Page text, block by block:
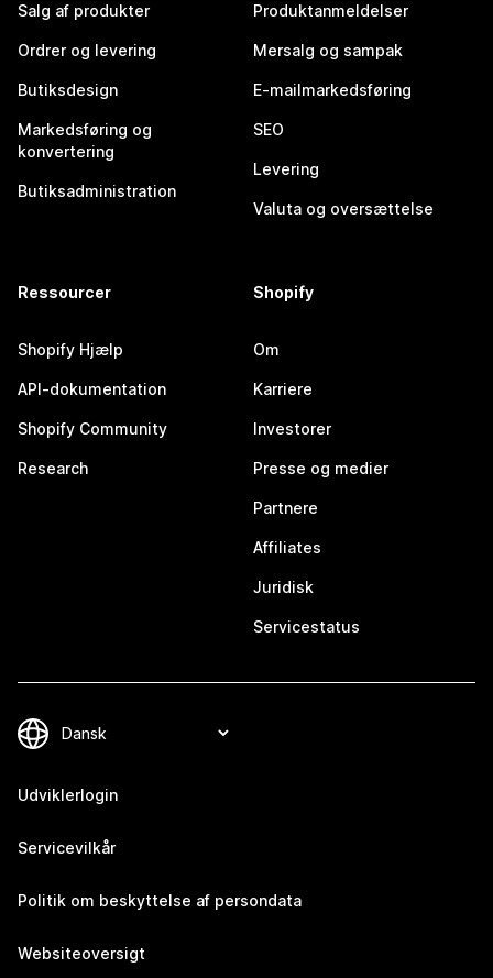
Salg af produkter
Ordrer og levering
Butiksdesign
Markedsføring og
konvertering
Butiksadministration
Produktanmeldelser
Mersalg og sampak
E-mailmarkedsføring
SEO
Levering
Valuta og oversættelse
Ressourcer
Shopify Hjælp
API-dokumentation
Shopify Community
Research
Shopify
Om
Karriere
Investorer
Presse og medier
Partnere
Affiliates
Juridisk
Servicestatus
Udviklerlogin
Servicevilkår
Politik om beskyttelse af persondata
Websiteoversigt